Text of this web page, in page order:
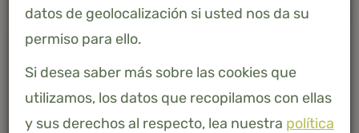
- + AÑADIR A LA CESTA
Bambú 100% natural
datos de geolocalización si usted nos da su
permiso para ello.
Si desea saber más sobre las cookies que
utilizamos, los datos que recopilamos con ellas
y sus derechos al respecto, lea nuestra política